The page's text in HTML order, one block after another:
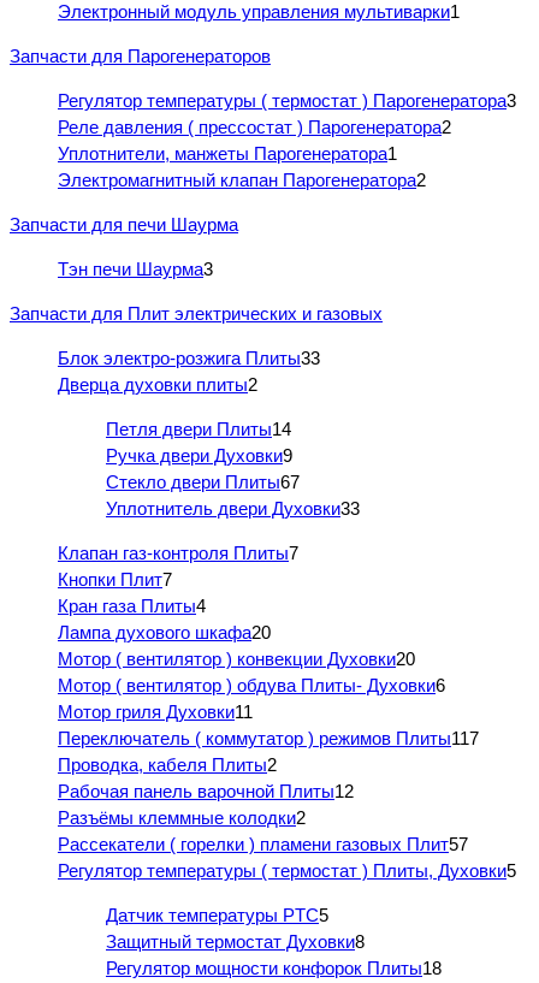
Электронный модуль управления мультиварки1
Запчасти для Парогенераторов
Регулятор температуры ( термостат ) Парогенератора3
Реле давления ( прессостат ) Парогенератора2
Уплотнители, манжеты Парогенератора1
Электромагнитный клапан Парогенератора2
Запчасти для печи Шаурма
Тэн печи Шаурма3
Запчасти для Плит электрических и газовых
Блок электро-розжига Плиты33
Дверца духовки плиты2
Петля двери Плиты14
Ручка двери Духовки9
Стекло двери Плиты67
Уплотнитель двери Духовки33
Клапан газ-контроля Плиты7
Кнопки Плит7
Кран газа Плиты4
Лампа духового шкафа20
Мотор ( вентилятор ) конвекции Духовки20
Мотор ( вентилятор ) обдува Плиты- Духовки6
Мотор гриля Духовки11
Переключатель ( коммутатор ) режимов Плиты117
Проводка, кабеля Плиты2
Рабочая панель варочной Плиты12
Разъёмы клеммные колодки2
Рассекатели ( горелки ) пламени газовых Плит57
Регулятор температуры ( термостат ) Плиты, Духовки5
Датчик температуры PTC5
Защитный термостат Духовки8
Регулятор мощности конфорок Плиты18